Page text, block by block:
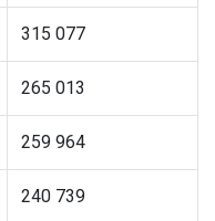
315 077
265 013
259 964
240 739